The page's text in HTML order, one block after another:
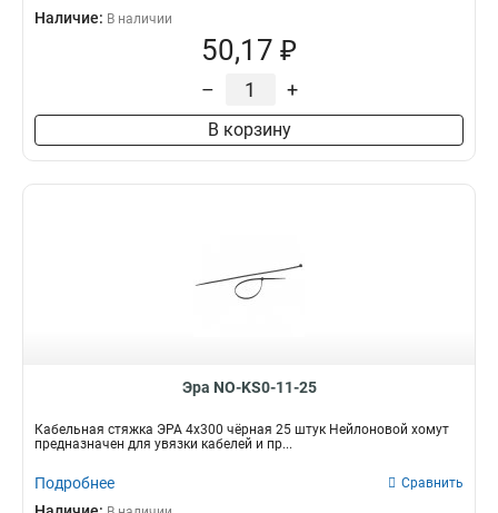
Наличие: В наличии
50,17 ₽
– +
В корзину
Эра NO-KS0-11-25
Кабельная стяжка ЭРА 4x300 чёрная 25 штук Нейлоновой хомут
предназначен для увязки кабелей и пр...
Подробнее Сравнить